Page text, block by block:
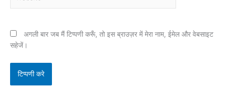
अगली बार जब मैं टिप्पणी करूँ, तो इस ब्राउज़र में मेरा नाम, ईमेल और वेबसाइट
सहेजें।